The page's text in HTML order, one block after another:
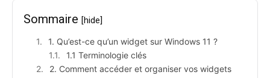
Sommaire [hide]
1. Qu’est-ce qu’un widget sur Windows 11 ?
1.1 Terminologie clés
2. Comment accéder et organiser vos widgets